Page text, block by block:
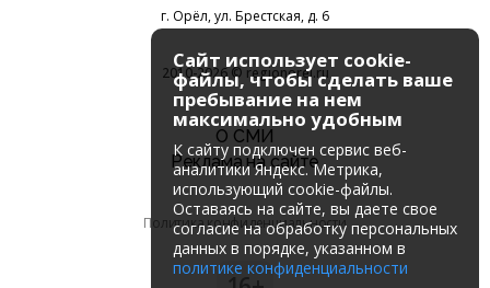
г. Орёл, ул. Брестская, д. 6
2010-2026 © regionorel.ru
О СМИ
Реклама на сайте
Политика конфиденциальности
Сайт использует cookie-
файлы, чтобы сделать ваше
пребывание на нем
максимально удобным
К cайту подключен сервис веб-
аналитики Яндекс. Метрика,
использующий cookie-файлы.
Оставаясь на сайте, вы даете свое
согласие на обработку персональных
данных в порядке, указанном в
политике конфиденциальности